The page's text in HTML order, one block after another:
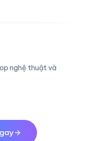
nghệ thuật và